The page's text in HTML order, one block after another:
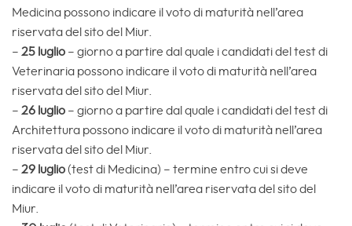
Medicina possono indicare il voto di maturità nell’area
riservata del sito del Miur.
– 25 luglio – giorno a partire dal quale i candidati del test di
Veterinaria possono indicare il voto di maturità nell’area
riservata del sito del Miur.
– 26 luglio – giorno a partire dal quale i candidati del test di
Architettura possono indicare il voto di maturità nell’area
riservata del sito del Miur.
– 29 luglio(test di Medicina) – termine entro cui si deve
indicare il voto di maturità nell’area riservata del sito del
Miur.